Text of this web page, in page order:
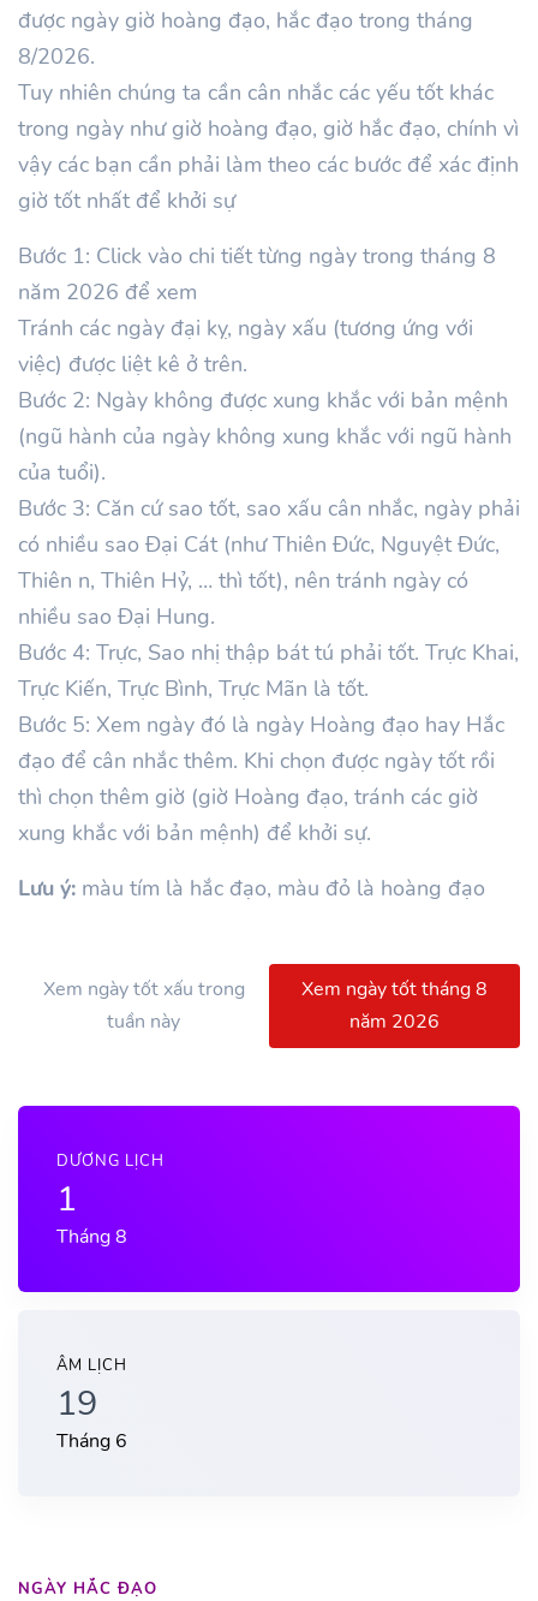
được ngày giờ hoàng đạo, hắc đạo trong tháng
8/2026.
Tuy nhiên chúng ta cần cân nhắc các yếu tốt khác
trong ngày như giờ hoàng đạo, giờ hắc đạo, chính vì
vậy các bạn cần phải làm theo các bước để xác định
giờ tốt nhất để khởi sự
Bước 1: Click vào chi tiết từng ngày trong tháng 8
năm 2026 để xem
Tránh các ngày đại kỵ, ngày xấu (tương ứng với
việc) được liệt kê ở trên.
Bước 2: Ngày không được xung khắc với bản mệnh
(ngũ hành của ngày không xung khắc với ngũ hành
của tuổi).
Bước 3: Căn cứ sao tốt, sao xấu cân nhắc, ngày phải
có nhiều sao Đại Cát (như Thiên Đức, Nguyệt Đức,
Thiên n, Thiên Hỷ, … thì tốt), nên tránh ngày có
nhiều sao Đại Hung.
Bước 4: Trực, Sao nhị thập bát tú phải tốt. Trực Khai,
Trực Kiến, Trực Bình, Trực Mãn là tốt.
Bước 5: Xem ngày đó là ngày Hoàng đạo hay Hắc
đạo để cân nhắc thêm. Khi chọn được ngày tốt rồi
thì chọn thêm giờ (giờ Hoàng đạo, tránh các giờ
xung khắc với bản mệnh) để khởi sự.
Lưu ý: màu tím là hắc đạo, màu đỏ là hoàng đạo
Xem ngày tốt xấu trong
tuần này
Xem ngày tốt tháng 8
năm 2026
DƯƠNG LỊCH
1
Tháng 8
ÂM LỊCH
19
Tháng 6
NGÀY HẮC ĐẠO